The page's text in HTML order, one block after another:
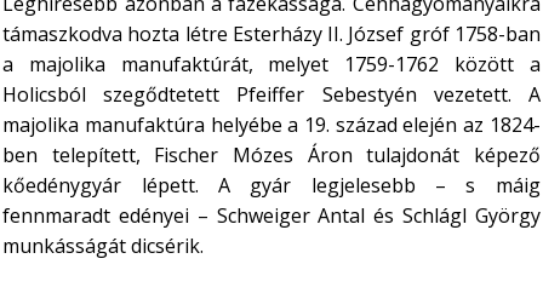
támaszkodva hozta létre Esterházy II. József gróf 1758-ban
a majolika manufaktúrát, melyet 1759-1762 között a
Holicsból szegődtetett Pfeiffer Sebestyén vezetett. A
majolika manufaktúra helyébe a 19. század elején az 1824-
ben telepített, Fischer Mózes Áron tulajdonát képező
kőedénygyár lépett. A gyár legjelesebb – s máig
fennmaradt edényei – Schweiger Antal és Schlágl György
munkásságát dicsérik.